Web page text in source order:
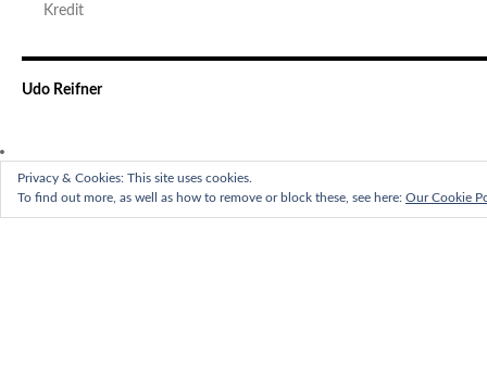
Kredit
Udo Reifner
Privacy & Cookies: This site uses cookies.
To find out more, as well as how to remove or block these, see here: Our Cookie